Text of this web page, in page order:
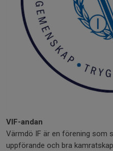
VIF-andan
Värmdö IF är en förening som
uppförande och bra